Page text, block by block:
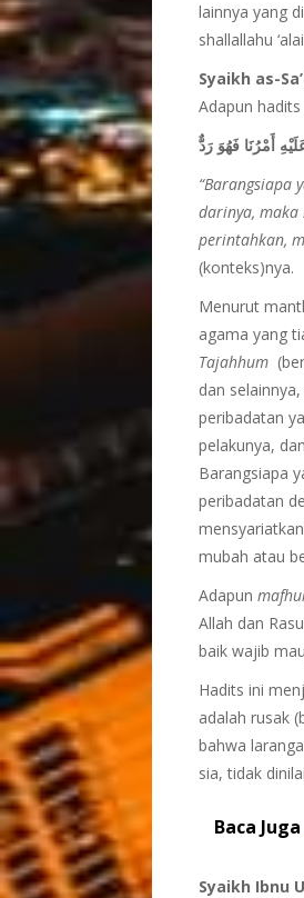
lainnya yang
shallallahu
Syaikh as-
Adapun
“Barangsiapa
darinya,
perintahkan,
(konteks)nya.
Menurut
agama yang
Tajahhum
dan
peribadatan
pelakunya,
Barangsiapa
peribadatan
mubah atau
Adapun
Allah dan
baik wajib
Hadits ini
adalah rusak
bahwa
sia, tidak
Baca Juga
Syaikh Ibnu